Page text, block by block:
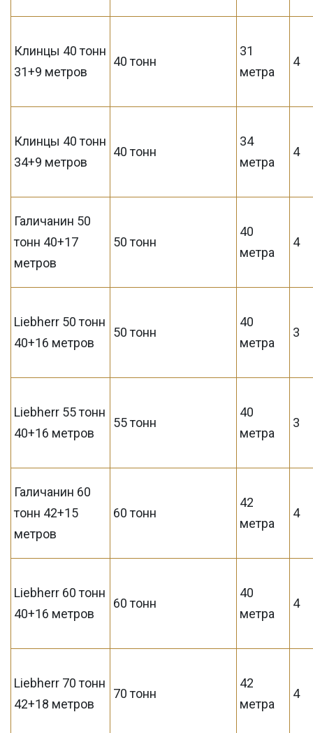
Клинцы 40 тонн
31+9 метров
40 тонн
31
метра
4
Клинцы 40 тонн
34+9 метров
40 тонн
34
метра
4
Галичанин 50
тонн 40+17
метров
50 тонн
40
метра
4
Liebherr 50 тонн
40+16 метров
50 тонн
40
метра
3
Liebherr 55 тонн
40+16 метров
55 тонн
40
метра
3
Галичанин 60
тонн 42+15
метров
60 тонн
42
метра
4
Liebherr 60 тонн
40+16 метров
60 тонн
40
метра
4
Liebherr 70 тонн
42+18 метров
70 тонн
42
метра
4